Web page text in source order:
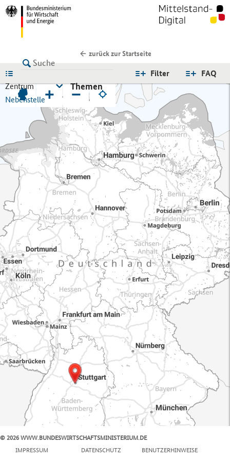
zurück zur Startseite
FAQ
Filter
Zentrum
Nebenstelle
Themen
+ −
© 2026 WWW.BUNDESWIRTSCHAFTSMINISTERIUM.DE
IMPRESSUM
DATENSCHUTZ BENUTZERHINWEISE